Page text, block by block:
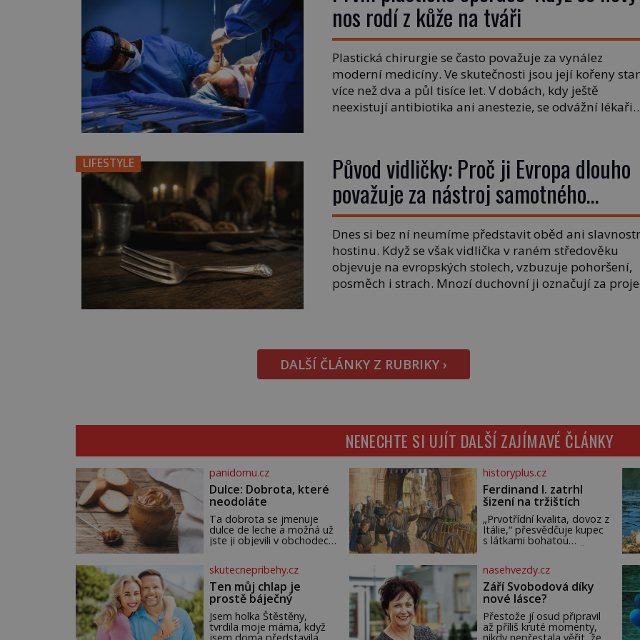
nos rodí z kůže na tváři
Plastická chirurgie se často považuje za vynález
moderní medicíny. Ve skutečnosti jsou její kořeny
více než dva a půl tisíce let. V dobách, kdy ještě
neexistují antibiotika ani anestezie, se odvážní lékaři
promyšlené a některé principy používají chirurgové
dodnes. Úplně první […]
LIFESTYLE Původ vidličky: Proč ji Evropa dlouho
považuje za nástroj samotného
satana?
Dnes si bez ní neumíme představit oběd ani
hostinu. Když se však vidlička v raném středověku
objevuje na evropských stolech, vzbuzuje pohoršení,
posměch i strach. Mnozí duchovní ji označují za
součást stolování. První […]
DALŠÍ ČLÁNKY Z RUBRIKY ›
NENECHTE SI UJÍT DALŠÍ ZAJÍMAVÉ ČLÁNKY
panidomu.cz
Dulce: Dobrota, které
neodoláte
Ta dobrota se jmenuje
dulce de leche a možná už
jste ji objevili v obchodech.
ještě lepší. Název je
španělský a znamená
jednoduše „mléčná
sladkost“. Původ ovšem
není úplně jednoznačný, o
autorství této receptury se
pře hned několik
historyplus.cz
Ferdinand I. zatrhl
šizení na tržištích
„Prvotřídní kvalita, dovoz z
Itálie,“ přesvědčuje kupec
s látkami bohatou
mušelínu. „Vezmu si pět
loket,“ prohlásí. Kupec
rychle naměří
požadovanou délku.
Pořádný kus mu přitom
zůstane za prsty… „Na
šaty ho bude málo,
skutecnepribehy.cz
Ten můj chlap je
prostě báječný
Jsem holka Štěstěny,
tvrdila moje máma, když
nasehvezdy.cz
Září Svobodová díky
nové lásce?
Přestože jí osud připravil
až příliš kruté momenty,